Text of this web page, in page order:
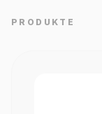
PRODUKTE